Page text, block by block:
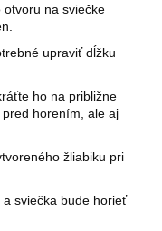
na sviečke
upraviť dĺžku
ho na približne
horením, ale aj
žliabiku pri
sviečka bude horieť